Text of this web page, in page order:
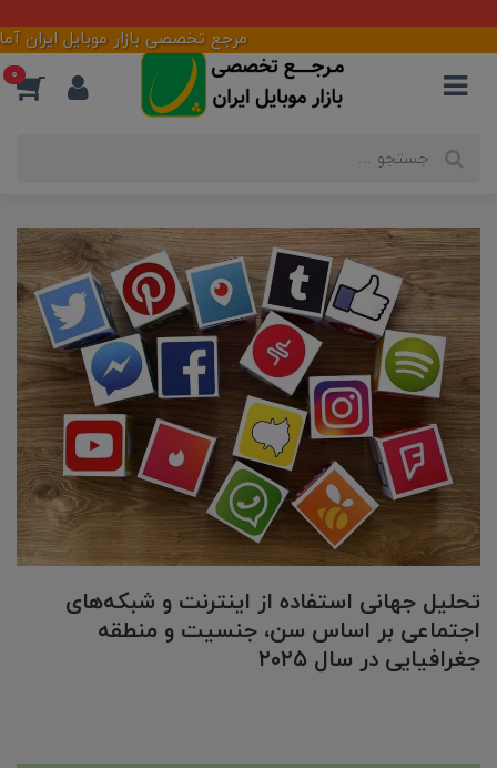
مرجع تخصصی بازار موبایل ایران آمادگی
0
تحلیل جهانی استفاده از اینترنت و شبکه‌های
اجتماعی بر اساس سن، جنسیت و منطقه
جغرافیایی در سال ۲۰۲۵